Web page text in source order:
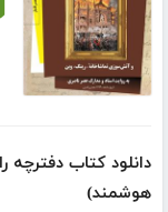
دانلود کتاب
هوشمند)